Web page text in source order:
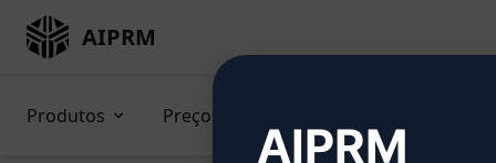
AIPRM
Produtos Preços
AIPRM